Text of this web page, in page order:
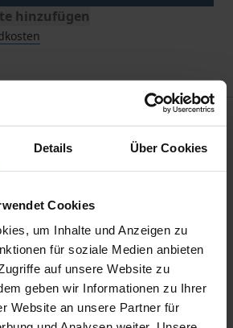
Details Über Cookies
Cookies
um Inhalte und Anzeigen zu
für soziale Medien anbieten
auf unsere Website zu
geben wir Informationen zu Ihrer
Website an unsere Partner für
hinzufügen
Erfahrung gemacht. Jetzt sucht
in Frischs Roman Mein
(1964) die Strategie, eine
zu erzählen. In den jüngsten
Erinnerung und Identität stand
im Mittelpunkt. Ohne das